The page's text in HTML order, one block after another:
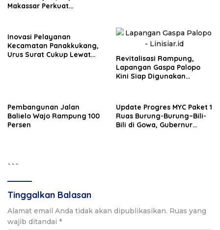
Makassar Perkuat
Inovasi Pelayanan
Kecamatan Panakkukang,
Urus Surat Cukup Lewat
Revitalisasi Rampung,
Lapangan Gaspa Palopo
Kini Siap Digunakan
Pembangunan Jalan
Balielo Wajo Rampung 100
Persen
Update Progres MYC Paket 1
Ruas Burung-Burung–Bili-
Bili di Gowa, Gubernur
```
Tinggalkan Balasan
Alamat email Anda tidak akan dipublikasikan. Ruas yang
wajib ditandai *